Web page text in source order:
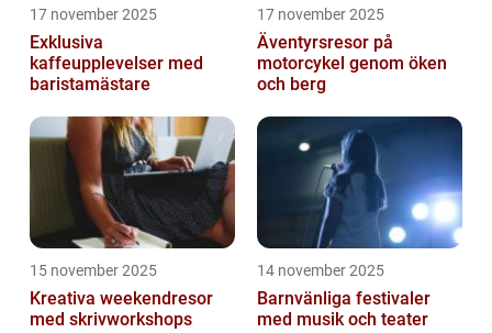
17 november 2025
Exklusiva
kaffeupplevelser med
baristamästare
17 november 2025
Äventyrsresor på
motorcykel genom öken
och berg
15 november 2025
Kreativa weekendresor
med skrivworkshops
14 november 2025
Barnvänliga festivaler
med musik och teater